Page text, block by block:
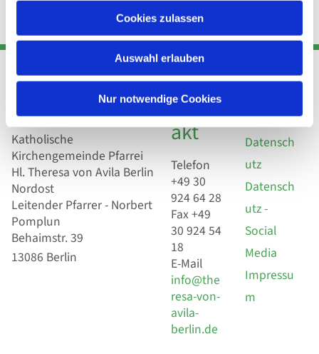
Cookies zulassen
Auswahl erlauben
Nur notwendige Cookies
Adresse
Katholische
Kirchengemeinde Pfarrei
Hl. Theresa von Avila Berlin
Nordost
Leitender Pfarrer - Norbert
Pomplun
Behaimstr. 39
13086 Berlin
Kont
Akt
Telefon
+49 30
924 64 28
Fax +49
30 924 54
18
E-Mail
info@the
resa-von-
avila-
berlin.de
Datensch
utz
Datensch
utz -
Social
Media
Impressu
m